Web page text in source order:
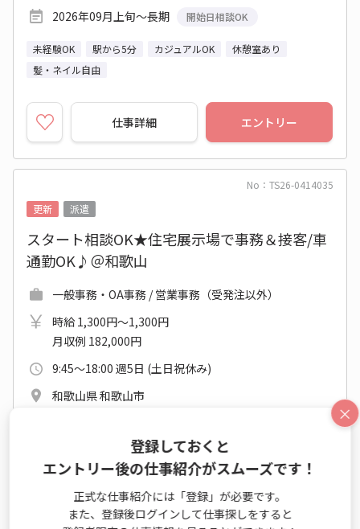
2026年09月上旬～長期
開始日相談OK
未経験OK 駅から5分 カジュアルOK
休憩室あり
髪・ネイル自由
仕事詳細 エントリー
No：TS26-0414035
更新
派遣
スタート相談OK★住宅展示場で事務＆接客/車
通勤OK♪＠和歌山
一般事務・OA事務 / 営業事務（受発注以外）
時給 1,300円～1,300円
月収例 182,000円
9:45～18:00 週5日 (土日祝休み)
和歌山県 和歌山市
2026年09月上旬～長期
未経験OK 大手・有名 カジュアルOK
電話対応なし
髪・ネイル自由
×
登録しておくと
エントリー後の仕事紹介がスムーズです！
正式な仕事紹介には「登録」が必要です。
また、登録後ログインして仕事探しをすると